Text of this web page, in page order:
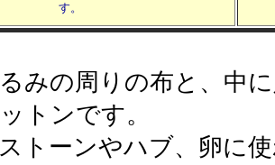
す。
みの周りの布と、中
トンです。
トーンやハブ、卵に